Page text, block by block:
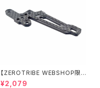
【ZEROTRIBE WEBSHOP限
定価格】RCM-X4-FSM-F G
¥2,079